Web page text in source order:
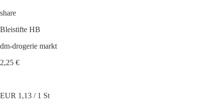
share
Bleistifte HB
dm-drogerie markt
2,25 €
EUR 1,13 / 1 St